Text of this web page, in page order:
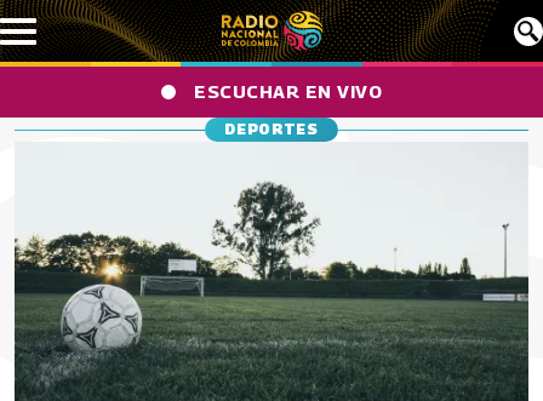
Pasar al contenido principal
ESCUCHAR EN VIVO
DEPORTES